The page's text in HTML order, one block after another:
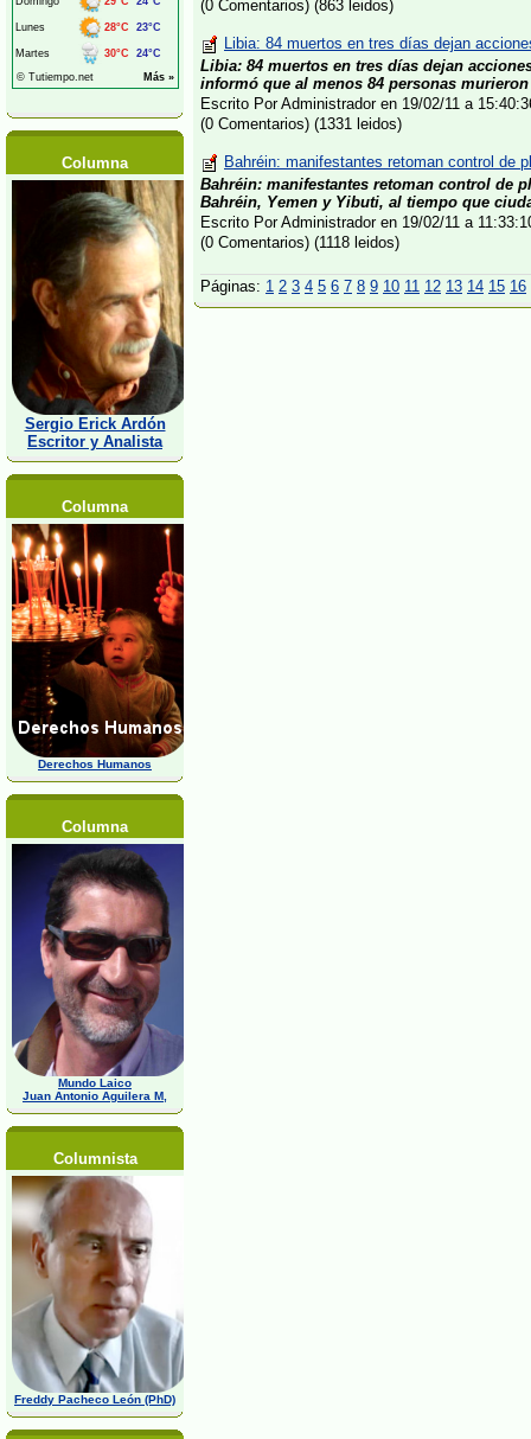
Columna
Sergio Erick Ardón
Escritor y Analista
Columna
Derechos Humanos
Columna
Mundo Laico
Juan Antonio Aguilera M,
Columnista
Freddy Pacheco León (PhD)
(0 Comentarios) (863 leidos)
Libia: 84 muertos en tres días dejan
Libia: 84 muertos en tres días dejan
informó que al menos 84 personas
Escrito Por Administrador en 19/02/11 a
(0 Comentarios) (1331 leidos)
Bahréin: manifestantes retoman control de
Bahréin: manifestantes retoman control de
Bahréin, Yemen y Yibuti, al tiempo que
Escrito Por Administrador en 19/02/11 a
(0 Comentarios) (1118 leidos)
Páginas: 1 2 3 4 5 6 7 8 9 10 11 12 13 14 15 16